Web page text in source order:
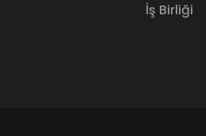
İş Birliği